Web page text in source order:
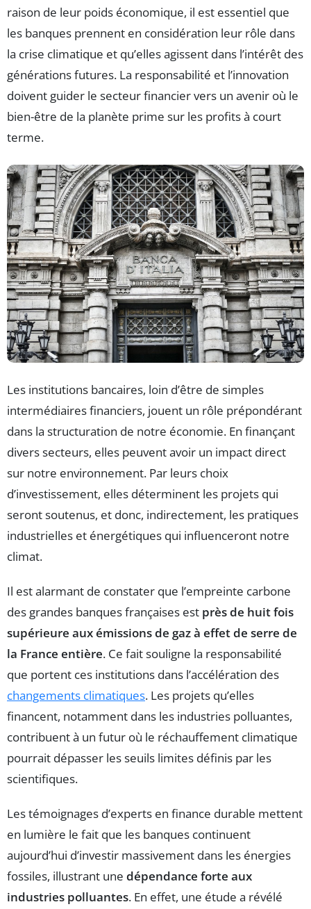
raison de leur poids économique, il est essentiel que
les banques prennent en considération leur rôle dans
la crise climatique et qu’elles agissent dans l’intérêt des
générations futures. La responsabilité et l’innovation
doivent guider le secteur financier vers un avenir où le
bien-être de la planète prime sur les profits à court
terme.
Les institutions bancaires, loin d’être de simples
intermédiaires financiers, jouent un rôle prépondérant
dans la structuration de notre économie. En finançant
divers secteurs, elles peuvent avoir un impact direct
sur notre environnement. Par leurs choix
d’investissement, elles déterminent les projets qui
seront soutenus, et donc, indirectement, les pratiques
industrielles et énergétiques qui influenceront notre
climat.
Il est alarmant de constater que l’empreinte carbone
des grandes banques françaises est près de huit fois
supérieure aux émissions de gaz à effet de serre de
la France entière. Ce fait souligne la responsabilité
que portent ces institutions dans l’accélération des
changements climatiques. Les projets qu’elles
financent, notamment dans les industries polluantes,
contribuent à un futur où le réchauffement climatique
pourrait dépasser les seuils limites définis par les
scientifiques.
Les témoignages d’experts en finance durable mettent
en lumière le fait que les banques continuent
aujourd’hui d’investir massivement dans les énergies
fossiles, illustrant une dépendance forte aux
industries polluantes. En effet, une étude a révélé